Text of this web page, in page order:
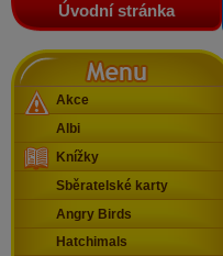
Úvodní stránka
Menu
Akce
Albi
Knížky
Sběratelské karty
Angry Birds
Hatchimals